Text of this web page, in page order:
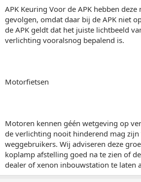
APK Keuring Voor de APK hebben
gevolgen, omdat daar bij de APK niet
de APK geldt dat het juiste lichtbeeld
verlichting vooralsnog bepalend is.
Motorfietsen
Motoren kennen géén wetgeving op
de verlichting nooit hinderend mag
weggebruikers. Wij adviseren deze
koplamp afstelling goed na te zien of
dealer of xenon inbouwstation te laten